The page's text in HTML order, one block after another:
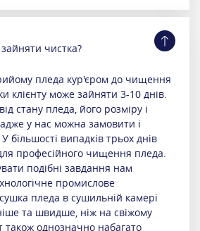
чистка?
пледа кур'єром до чищення
клієнту може зайняти 3-10 днів.
стану пледа, його розміру і
у нас можна замовити і
більшості випадків трьох днів
професійного чищення пледа.
подібні завдання нам
промислове
пледа в сушильній камері
та швидше, ніж на свіжому
також однозначно набагато